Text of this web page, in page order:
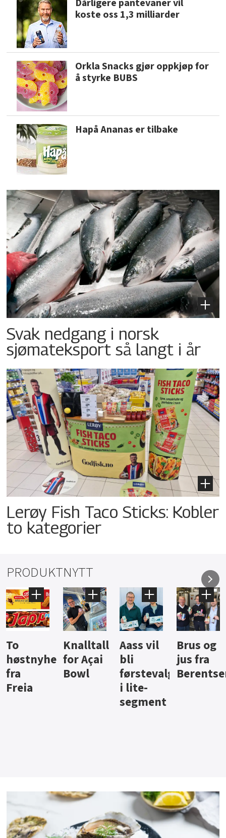
Dårligere pantevaner vil
koste oss 1,3 milliarder
Orkla Snacks gjør oppkjøp for
å styrke BUBS
Hapå Ananas er tilbake
Svak nedgang i norsk
sjømateksport så langt i år
Lerøy Fish Taco Sticks: Kobler
to kategorier
PRODUKTNYTT
Knalltall
for Açai
Bowl
Aass vil
bli
førstevalg
Brus og
jus fra
Berentsen
Hard
iste fra
Hansa